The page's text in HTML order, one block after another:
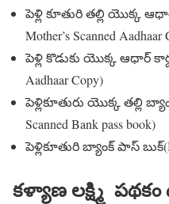
పెళ్లి కూతురి తల్లి యొక్క
Mother’s Scanned Aadhaar
పెళ్లి కొడుకు యొక్క ఆధార్
Aadhaar Copy)
పెళ్లికూతురు యొక్క తల్లి
Scanned Bank pass book)
పెళ్లికూతురి బ్యాంక్ పాస్
కళ్యాణ లక్ష్మి